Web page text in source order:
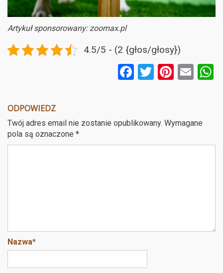
Artykuł sponsorowany: zoomax.pl
4.5/5 - (2 {głos/głosy})
F
b
o
T
er
Pi
es
E
ODPOWIEDZ
Twój adres email nie zostanie opublikowany. Wymagane
pola są oznaczone *
Nazwa*